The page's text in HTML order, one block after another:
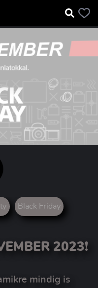
Black Friday
2023!
mindig is